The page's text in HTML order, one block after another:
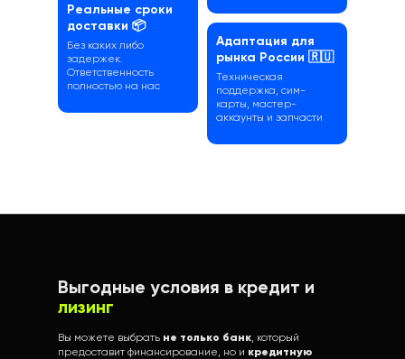
Реальные сроки
доставки 📦
Без каких либо
задержек.
Ответственность
полностью на нас
Адаптация для
рынка России 🇷🇺
Техническая
поддержка, сим-
карты, мастер-
аккаунты и запчасти
Выгодные условия в кредит и
лизинг
Вы можете выбрать не только банк , который
предоставит финансирование, но и кредитную